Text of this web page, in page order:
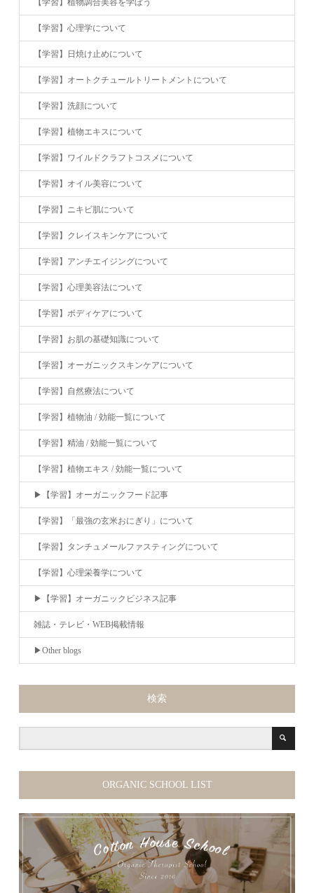
【学習】植物調合美容を学ぼう
【学習】心理学について
【学習】日焼け止めについて
【学習】オートクチュールトリートメントについて
【学習】洗顔について
【学習】植物エキスについて
【学習】ワイルドクラフトコスメについて
【学習】オイル美容について
【学習】ニキビ肌について
【学習】クレイスキンケアについて
【学習】アンチエイジングについて
【学習】心理美容法について
【学習】ボディケアについて
【学習】お肌の基礎知識について
【学習】オーガニックスキンケアについて
【学習】自然療法について
【学習】植物油 / 効能一覧について
【学習】精油 / 効能一覧について
【学習】植物エキス / 効能一覧について
▶︎【学習】オーガニックフード記事
【学習】「最強の玄米おにぎり」について
【学習】タンチュメールファスティングについて
【学習】心理栄養学について
▶︎【学習】オーガニックビジネス記事
雑誌・テレビ・WEB掲載情報
▶︎Other blogs
検索
ORGANIC SCHOOL LIST